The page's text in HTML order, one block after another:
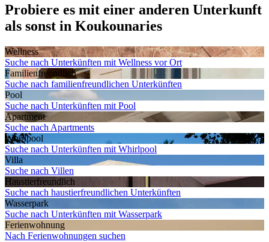
Probiere es mit einer anderen Unterkunft
als sonst in Koukounaries
Wellness
Suche nach Unterkünften mit Wellness vor Ort
Familien­freundlich
Suche nach familienfreundlichen Unterkünften
Pool
Suche nach Unterkünften mit Pool
Apartment
Suche nach Apartments
Whirlpool
Suche nach Unterkünften mit Whirlpool
Villa
Suche nach Villen
Haustier­freundlich
Suche nach haustierfreundlichen Unterkünften
Wasserpark
Suche nach Unterkünften mit Wasserpark
Ferien­wohnung
Nach Ferienwohnungen suchen